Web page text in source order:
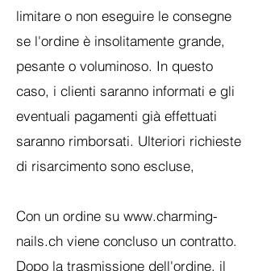
limitare o non eseguire le consegne
se l'ordine è insolitamente grande,
pesante o voluminoso. In questo
caso, i clienti saranno informati e gli
eventuali pagamenti già effettuati
saranno rimborsati. Ulteriori richieste
di risarcimento sono escluse,
Con un ordine su www.charming-
nails.ch viene concluso un contratto.
Dopo la trasmissione dell'ordine, il